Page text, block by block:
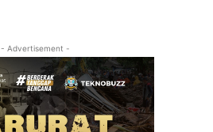
- Advertisement -